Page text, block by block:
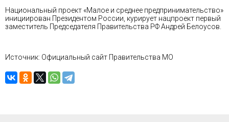
Национальный проект «Малое и среднее предпринимательство»
инициирован Президентом России, курирует нацпроект первый
заместитель Председателя Правительства РФ Андрей Белоусов.
Источник: Официальный сайт Правительства МО